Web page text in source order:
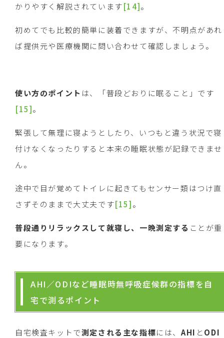
かりやすく解説されています[14]。
初めてでも比較的簡単に装着できますが、不明点があれ
ば提供元や医療機関に問い合わせて確認しましょう。
使い方のポイント は、「普段どおりに眠ること」です
[15]。
緊張して無理に寝ようとしたり、いつもと違う状況で寝
付けなくなったりすると本来の睡眠状態が記録できませ
ん。
途中で目が覚めてトイレに起きてもセンサー類はつけ直
さずそのままで大丈夫です[15]。
普段通りリラックスして就寝し、一晩測定する ことが重
要になります。
AHI／ODIなど睡眠時無呼吸症候群の指標を自
宅で測るポイント
自宅検査キットで測定される主な指標には、AHI と ODI